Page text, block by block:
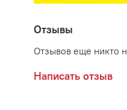
Отзывы
Отзывов еще никто
Написать отзыв